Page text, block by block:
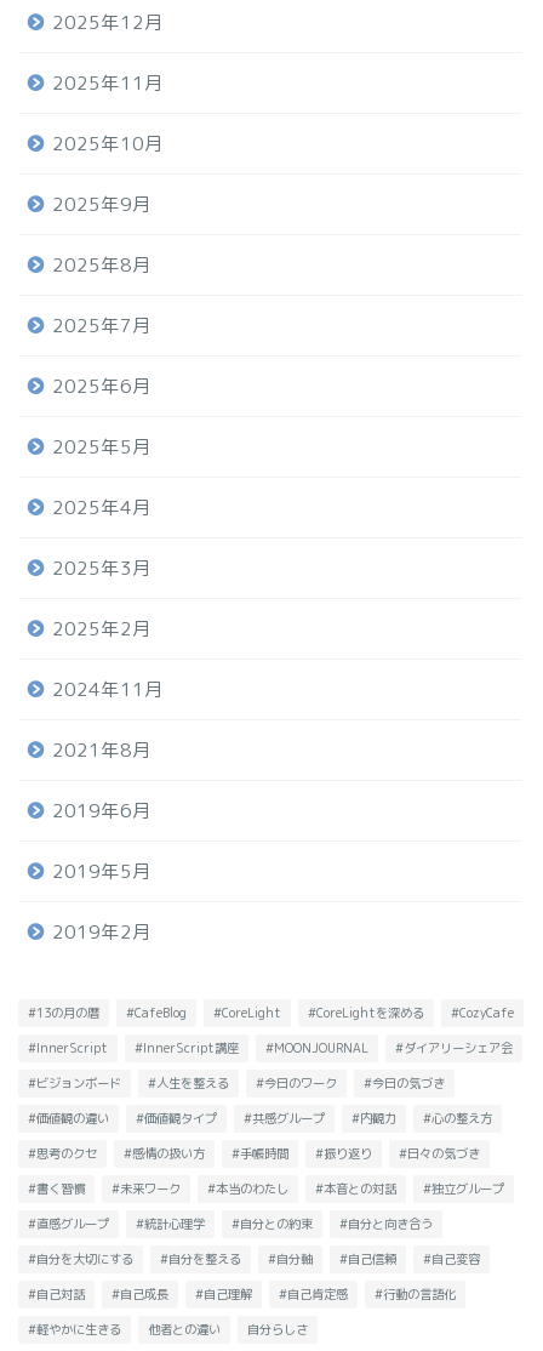
2025年12月
2025年11月
2025年10月
2025年9月
2025年8月
2025年7月
2025年6月
2025年5月
2025年4月
2025年3月
2025年2月
2024年11月
2021年8月
2019年6月
2019年5月
2019年2月
#13の月の暦 #CafeBlog #CoreLight #CoreLightを深める #CozyCafe
#InnerScript #InnerScript講座 #MOONJOURNAL #ダイアリーシェア会
#ビジョンボード #人生を整える #今日のワーク #今日の気づき
#価値観の違い #価値観タイプ #共感グループ #内観力 #心の整え方
#思考のクセ #感情の扱い方 #手帳時間 #振り返り #日々の気づき
#書く習慣 #未来ワーク #本当のわたし #本音との対話 #独立グループ
#直感グループ #統計心理学 #自分との約束 #自分と向き合う
#自分を大切にする #自分を整える #自分軸 #自己信頼 #自己変容
#自己対話 #自己成長 #自己理解 #自己肯定感 #行動の言語化
#軽やかに生きる 他者との違い 自分らしさ